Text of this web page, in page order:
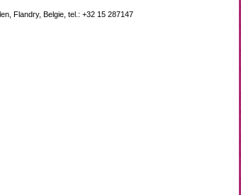
Flandry, Belgie, tel.: +32 15 287147